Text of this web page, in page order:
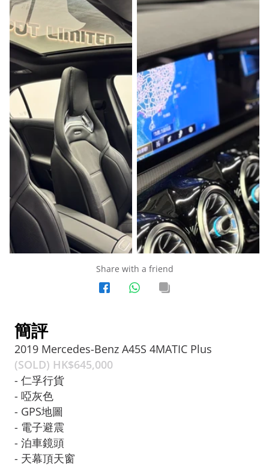
Share with a friend
簡評
2019 Mercedes-Benz A45S 4MATIC Plus
(SOLD) HK$645,000
- 仁孚行貨
- 啞灰色
- GPS地圖
- 電子避震
- 泊車鏡頭
- 天幕頂天窗